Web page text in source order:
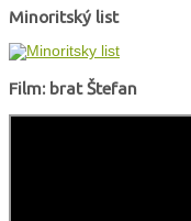
Minoritský list
Film: brat Štefan